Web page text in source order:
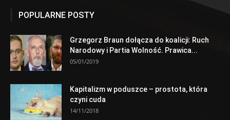
POPULARNE POSTY
Grzegorz Braun dołącza do koalicji: Ruch
Narodowy i Partia Wolność. Prawica...
05/01/2019
Kapitalizm w poduszce – prostota, która
czyni cuda
14/11/2018